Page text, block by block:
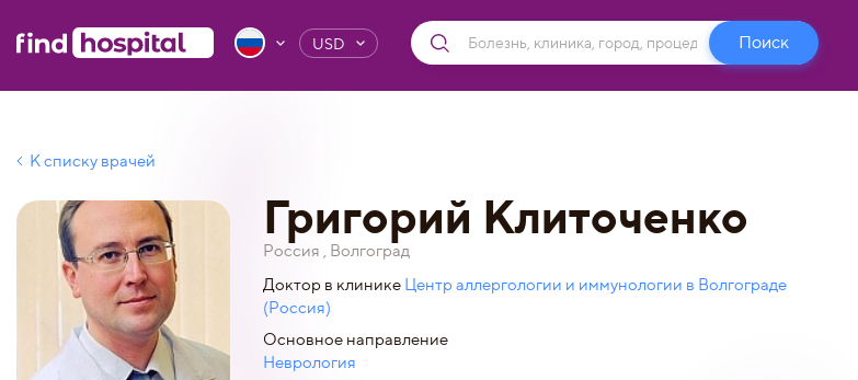
USD
К списку врачей
Григорий Клиточенко
Россия , Волгоград
Доктор в клинике Центр аллергологии и иммунологии в Волгограде
(Россия)
Основное направление
Неврология